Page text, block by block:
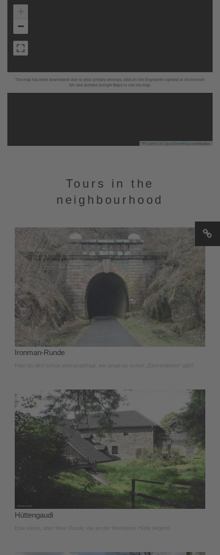
The map has been deactivated due to your privacy settings, click on the fingerprint symbol at the bottom
left and activate Google Maps to use the map.
−
Leaflet OpenStreetMapcontributors
Tours in the
neighbourhood
Ironman-Runde
Hast du dich schon einmal gefragt, wie lange es schon „Eisenmänner“ gibt?
Hüttengaudi
Eine kleine, aber feine Runde, die an der Wendener Hütte beginnt.